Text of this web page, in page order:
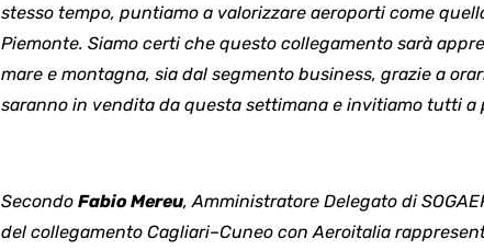
stesso tempo, puntiamo a valorizzare aeroporti come
Piemonte. Siamo certi che questo collegamento sarà
mare e montagna, sia dal segmento business, grazie a
saranno in vendita da questa settimana e invitiamo tutti
Secondo Fabio Mereu, Amministratore Delegato di
del collegamento Cagliari–Cuneo con Aeroitalia